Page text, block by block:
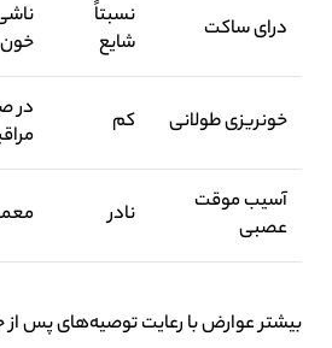
درای ساکت
نسبتاً
شایع
خون
خونریزی طولانی کم
در
آسیب موقت
عصبی
نادر
بیشتر عوارض با رعایت توصیه‌های پس